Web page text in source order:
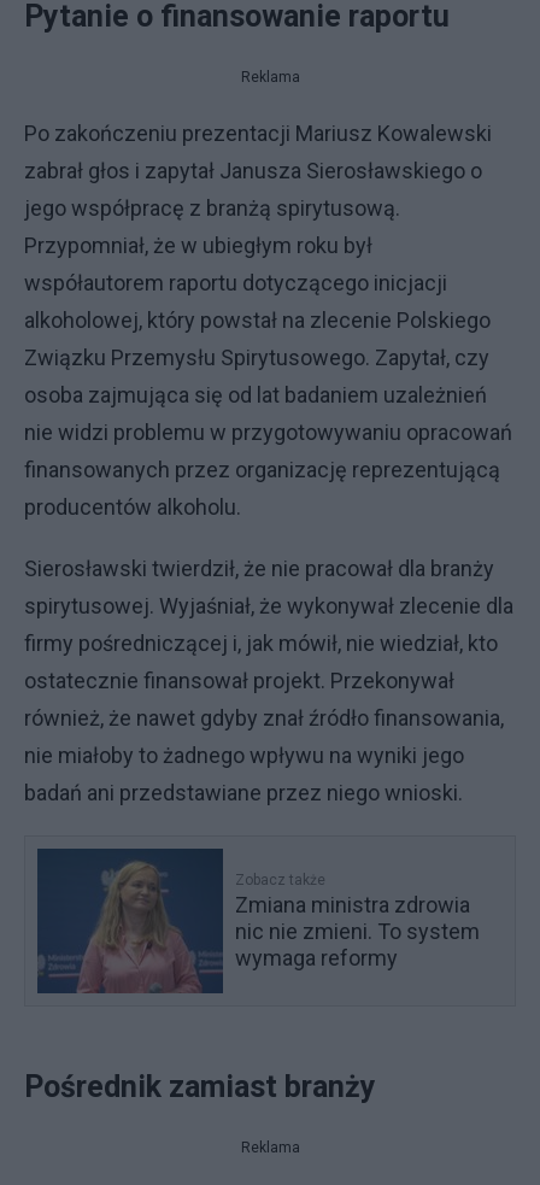
Pytanie o finansowanie raportu
Reklama
Po zakończeniu prezentacji Mariusz Kowalewski
zabrał głos i zapytał Janusza Sierosławskiego o
jego współpracę z branżą spirytusową.
Przypomniał, że w ubiegłym roku był
współautorem raportu dotyczącego inicjacji
alkoholowej, który powstał na zlecenie Polskiego
Związku Przemysłu Spirytusowego. Zapytał, czy
osoba zajmująca się od lat badaniem uzależnień
nie widzi problemu w przygotowywaniu opracowań
finansowanych przez organizację reprezentującą
producentów alkoholu.
Sierosławski twierdził, że nie pracował dla branży
spirytusowej. Wyjaśniał, że wykonywał zlecenie dla
firmy pośredniczącej i, jak mówił, nie wiedział, kto
ostatecznie finansował projekt. Przekonywał
również, że nawet gdyby znał źródło finansowania,
nie miałoby to żadnego wpływu na wyniki jego
badań ani przedstawiane przez niego wnioski.
Zobacz także
Zmiana ministra zdrowia
nic nie zmieni. To system
wymaga reformy
Pośrednik zamiast branży
Reklama